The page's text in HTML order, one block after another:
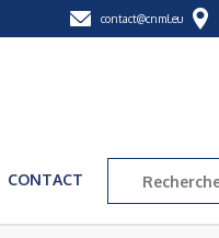
contact@cnml.eu
CONTACT